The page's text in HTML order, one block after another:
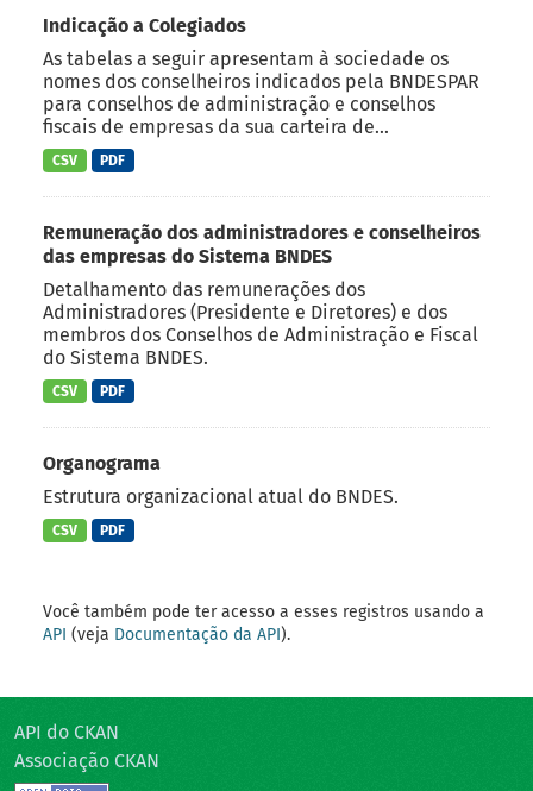
Indicação a Colegiados
As tabelas a seguir apresentam à sociedade os
nomes dos conselheiros indicados pela BNDESPAR
para conselhos de administração e conselhos
fiscais de empresas da sua carteira de...
CSV PDF
Remuneração dos administradores e conselheiros
das empresas do Sistema BNDES
Detalhamento das remunerações dos
Administradores (Presidente e Diretores) e dos
membros dos Conselhos de Administração e Fiscal
do Sistema BNDES.
CSV PDF
Organograma
Estrutura organizacional atual do BNDES.
CSV PDF
Você também pode ter acesso a esses registros usando a
API (veja Documentação da API).
API do CKAN
Associação CKAN